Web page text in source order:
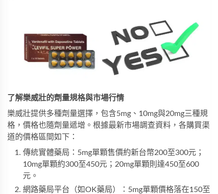
了解樂威壯的劑量規格與市場行情
樂威壯提供多種劑量選擇，包含5mg、10mg與20mg三種規
格，價格也隨劑量遞增。根據最新市場調查資料，各購買渠
道的價格區間如下：
傳統實體藥局：5mg單顆售價約新台幣200至300元；
10mg單顆約300至450元；20mg單顆則達450至600
元。
網路藥局平台（如OK藥局）：5mg單顆價格落在150至